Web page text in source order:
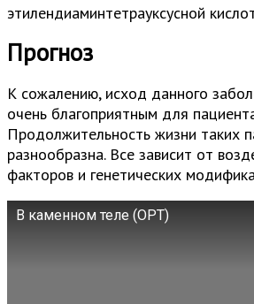
этилендиаминтетрауксусной
Прогноз
К сожалению, исход данного
очень благоприятным для
Продолжительность жизни таких
разнообразна. Все зависит от
факторов и генетических
В каменном теле (ОРТ)